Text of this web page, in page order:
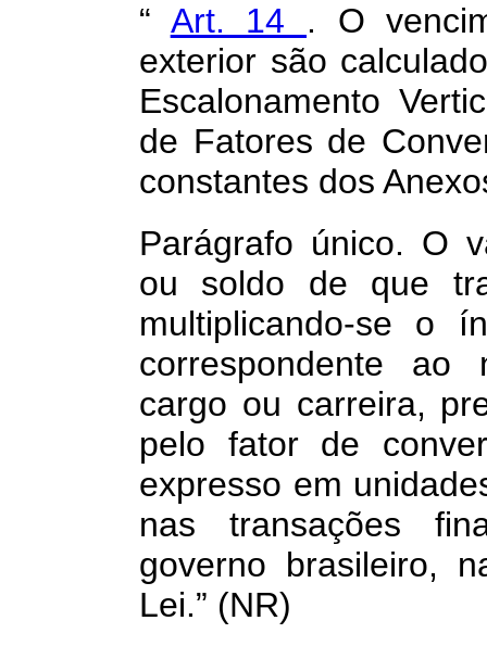
“ Art. 14 . O
exterior são
Escalonamento
de Fatores de
constantes dos
Parágrafo único. O
ou soldo de que
multiplicando-se o
correspondente
cargo ou carreira,
pelo fator de
expresso em
nas transações
governo brasileiro,
Lei.” (NR)